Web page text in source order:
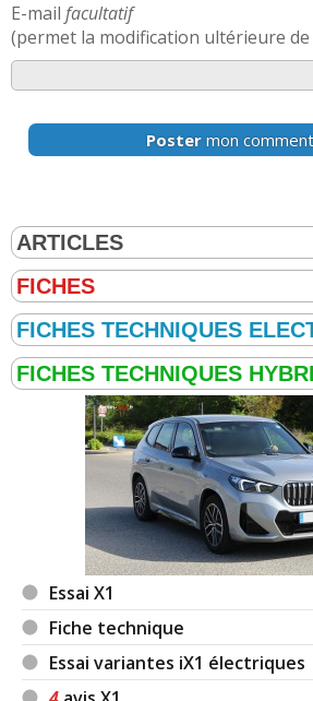
E-mail facultatif
(permet la modification ultérieure de
Poster mon
Essai X1
Fiche technique
Essai variantes iX1 électriques